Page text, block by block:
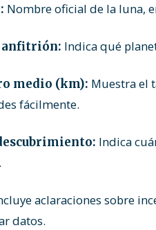
Nombre oficial de la luna,
anfitrión: Indica qué
medio (km): Muestra el
fácilmente.
Indica
aclaraciones sobre
datos.